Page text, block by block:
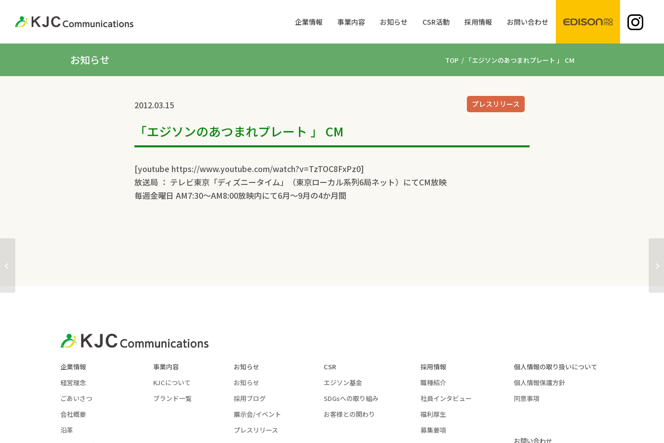
企業情報 事業内容 お知らせ CSR活動 採用情報 お問い合わせ
お知らせ TOP / 「エジソンのあつまれプレート 」 CM
2012.03.15 プレスリリース
「エジソンのあつまれプレート 」 CM
[youtube https://www.youtube.com/watch?v=TzTOC8FxPz0]
放送局 ： テレビ東京「ディズニータイム」（東京ローカル系列6局ネット）にてCM放映
毎週金曜日 AM7:30～AM8:00放映内にて6月～9月の4か月間
企業情報
経営理念
ごあいさつ
会社概要
沿革
事業内容
KJCについて
ブランド一覧
お知らせ
お知らせ
採用ブログ
展示会/イベント
プレスリリース
CSR
エジソン基金
SDGsへの取り組み
お客様との関わり
採用情報
職種紹介
社員インタビュー
福利厚生
募集要項
個人情報の取り扱いについて
個人情報保護方針
同意事項
お問い合わせ